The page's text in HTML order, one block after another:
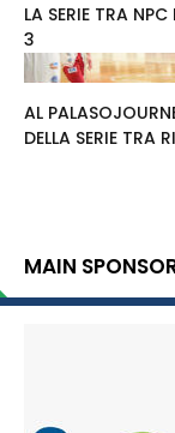
LA SERIE TRA
3
AL
DELLA SERIE TRA
MAIN